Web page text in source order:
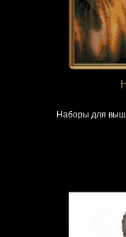
Наборы для